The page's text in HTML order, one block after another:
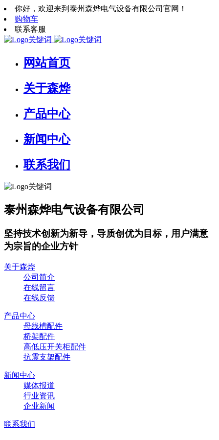
你好，欢迎来到泰州森烨电气设备有限公司官网！
购物车
联系客服
网站首页
关于森烨
产品中心
新闻中心
联系我们
泰州森烨电气设备有限公司
坚持技术创新为新导，导质创优为目标，用户满意
为宗旨的企业方针
关于森烨
公司简介
在线留言
在线反馈
产品中心
母线槽配件
桥架配件
高低压开关柜配件
抗震支架配件
新闻中心
媒体报道
行业资讯
企业新闻
联系我们